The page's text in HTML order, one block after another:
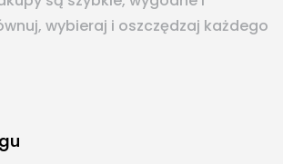
wybieraj i oszczędzaj każdego